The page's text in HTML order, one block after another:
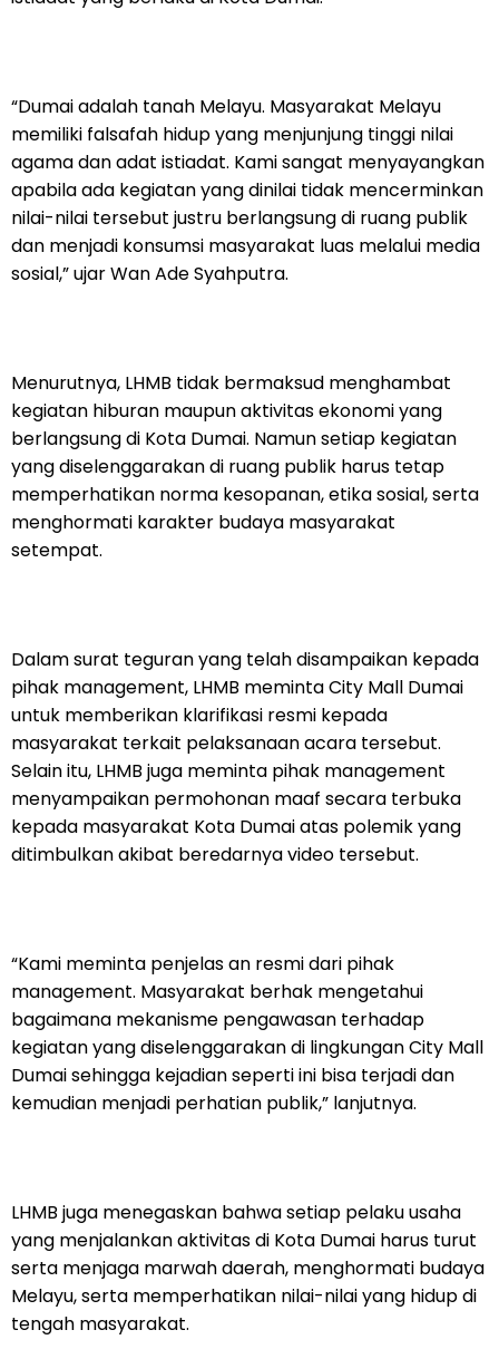
“Dumai adalah tanah Melayu. Masyarakat Melayu
memiliki falsafah hidup yang menjunjung tinggi nilai
agama dan adat istiadat. Kami sangat menyayangkan
apabila ada kegiatan yang dinilai tidak mencerminkan
nilai-nilai tersebut justru berlangsung di ruang publik
dan menjadi konsumsi masyarakat luas melalui media
sosial,” ujar Wan Ade Syahputra.
Menurutnya, LHMB tidak bermaksud menghambat
kegiatan hiburan maupun aktivitas ekonomi yang
berlangsung di Kota Dumai. Namun setiap kegiatan
yang diselenggarakan di ruang publik harus tetap
memperhatikan norma kesopanan, etika sosial, serta
menghormati karakter budaya masyarakat
setempat.
Dalam surat teguran yang telah disampaikan kepada
pihak management, LHMB meminta City Mall Dumai
untuk memberikan klarifikasi resmi kepada
masyarakat terkait pelaksanaan acara tersebut.
Selain itu, LHMB juga meminta pihak management
menyampaikan permohonan maaf secara terbuka
kepada masyarakat Kota Dumai atas polemik yang
ditimbulkan akibat beredarnya video tersebut.
“Kami meminta penjelas an resmi dari pihak
management. Masyarakat berhak mengetahui
bagaimana mekanisme pengawasan terhadap
kegiatan yang diselenggarakan di lingkungan City Mall
Dumai sehingga kejadian seperti ini bisa terjadi dan
kemudian menjadi perhatian publik,” lanjutnya.
LHMB juga menegaskan bahwa setiap pelaku usaha
yang menjalankan aktivitas di Kota Dumai harus turut
serta menjaga marwah daerah, menghormati budaya
Melayu, serta memperhatikan nilai-nilai yang hidup di
tengah masyarakat.